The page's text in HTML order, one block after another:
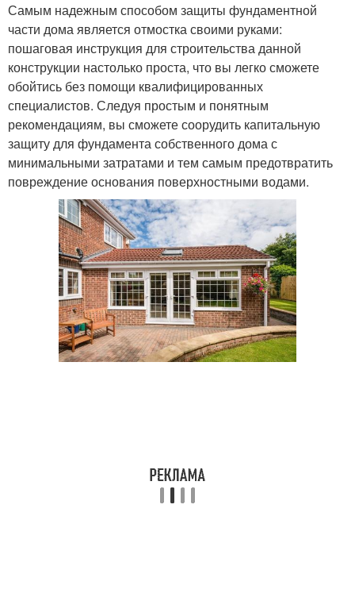
Самым надежным способом защиты фундаментной
части дома является отмостка своими руками:
пошаговая инструкция для строительства данной
конструкции настолько проста, что вы легко сможете
обойтись без помощи квалифицированных
специалистов. Следуя простым и понятным
рекомендациям, вы сможете соорудить капитальную
защиту для фундамента собственного дома с
минимальными затратами и тем самым предотвратить
повреждение основания поверхностными водами.